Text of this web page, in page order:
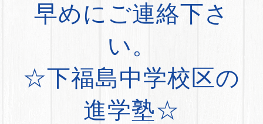
早めにご連絡下さ
い。
☆下福島中学校区の
進学塾☆